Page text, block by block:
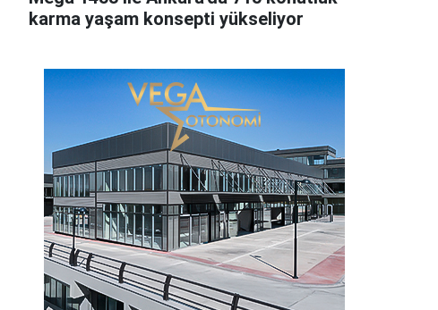
karma yaşam konsepti yükseliyor